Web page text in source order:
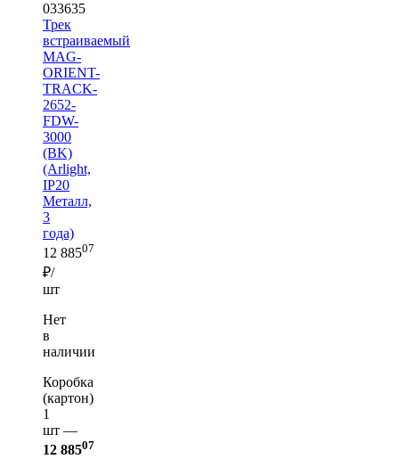
033635
Трек
встраиваемый
MAG-
ORIENT-
TRACK-
2652-
FDW-
3000
(BK)
(Arlight,
IP20
Металл,
3
года)
12 88507
₽/
шт
Нет
в
наличии
Коробка
(картон)
1
шт —
12 88507